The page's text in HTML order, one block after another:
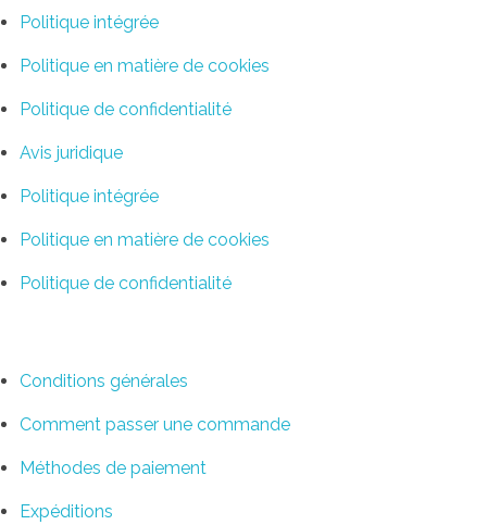
Politique intégrée
Politique en matière de cookies
Politique de confidentialité
Avis juridique
Politique intégrée
Politique en matière de cookies
Politique de confidentialité
Conditions générales
Comment passer une commande
Méthodes de paiement
Expéditions